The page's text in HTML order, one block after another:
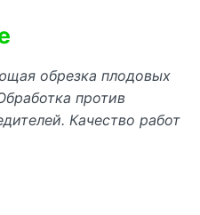
обрезка плодовых
против
Качество работ